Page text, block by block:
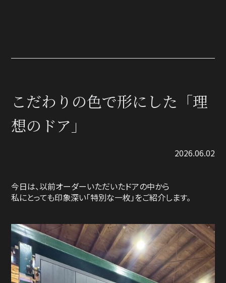
こだわりの色で形にした「理
想のドア」
2026.06.02
今日は、以前オーダーいただいたドアの中から
私にとっても印象深い「特別な一枚」をご紹介します。